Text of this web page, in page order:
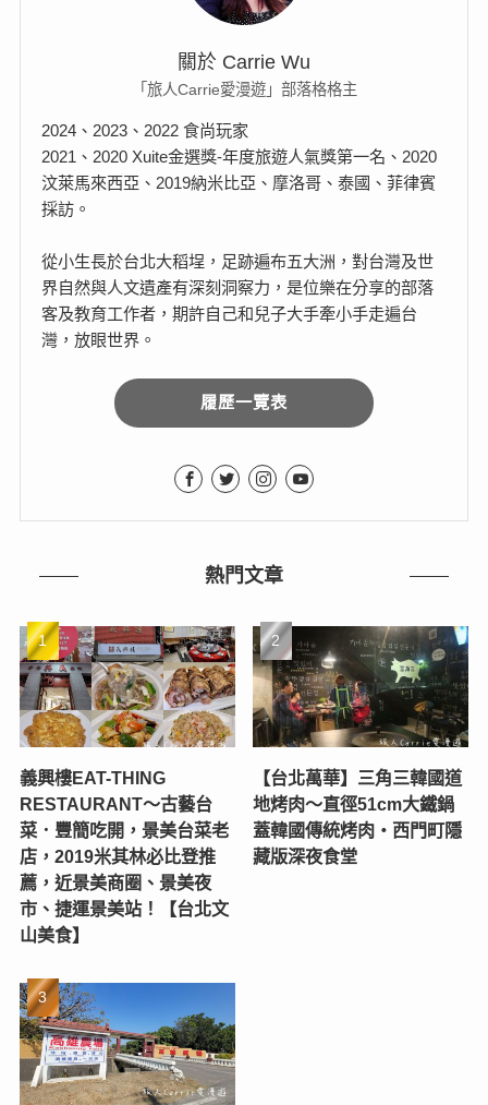
關於 Carrie Wu
「旅人Carrie愛漫遊」部落格格主
2024、2023、2022 食尚玩家
2021、2020 Xuite金選獎-年度旅遊人氣獎第一名、2020
汶萊馬來西亞、2019納米比亞、摩洛哥、泰國、菲律賓
採訪。
從小生長於台北大稻埕，足跡遍布五大洲，對台灣及世
界自然與人文遺產有深刻洞察力，是位樂在分享的部落
客及教育工作者，期許自己和兒子大手牽小手走遍台
灣，放眼世界。
履歷一覽表
熱門文章
義興樓EAT-THING
RESTAURANT〜古藝台
菜．豐簡吃開，景美台菜老
店，2019米其林必比登推
薦，近景美商圈、景美夜
市、捷運景美站！【台北文
山美食】
【台北萬華】三角三韓國道
地烤肉～直徑51cm大鐵鍋
蓋韓國傳統烤肉‧西門町隱
藏版深夜食堂